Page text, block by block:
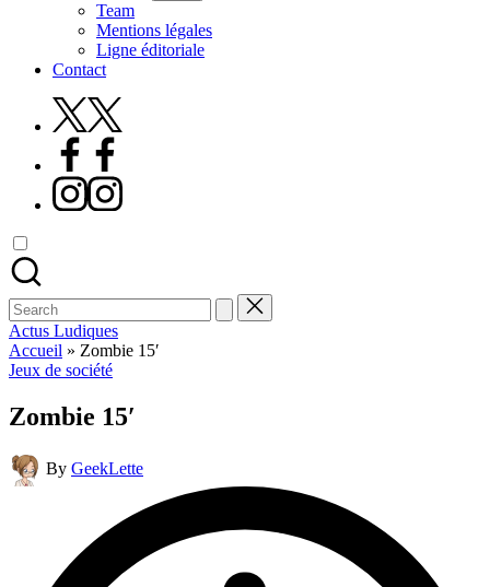
Team
Mentions légales
Ligne éditoriale
Contact
X
Facebook
Instagram
Search
for:
Actus Ludiques
Accueil » Zombie 15′
Posted
Jeux de société
Zombie 15′
Posted
by
By GeekLette